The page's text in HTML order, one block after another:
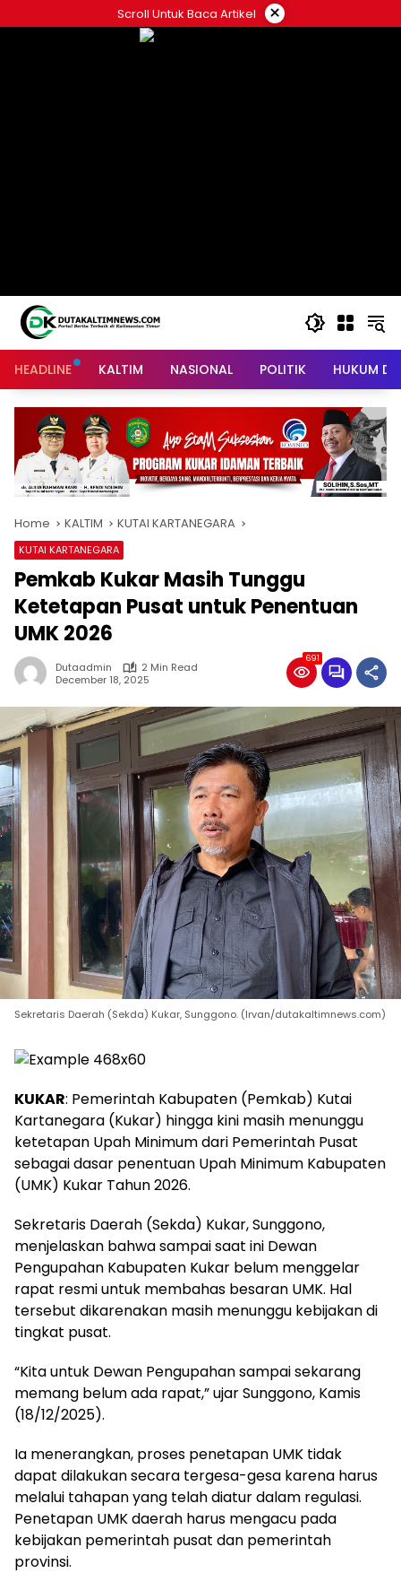
to
Scroll Untuk Baca Artikel ×
HEADLINE KALTIM NASIONAL POLITIK HUKUM
Home KALTIM KUTAI KARTANEGARA
KUTAI KARTANEGARA
Pemkab Kukar Masih Tunggu
Ketetapan Pusat untuk Penentuan
UMK 2026
Dutaadmin
2 Min Read
December 18, 2025
691
Sekretaris Daerah (Sekda) Kukar, Sunggono. (Irvan/dutakaltimnews.com)
KUKAR: Pemerintah Kabupaten (Pemkab) Kutai
Kartanegara (Kukar) hingga kini masih menunggu
ketetapan Upah Minimum dari Pemerintah Pusat
sebagai dasar penentuan Upah Minimum Kabupaten
(UMK) Kukar Tahun 2026.
Sekretaris Daerah (Sekda) Kukar, Sunggono,
menjelaskan bahwa sampai saat ini Dewan
Pengupahan Kabupaten Kukar belum menggelar
rapat resmi untuk membahas besaran UMK. Hal
tersebut dikarenakan masih menunggu kebijakan di
tingkat pusat.
“Kita untuk Dewan Pengupahan sampai sekarang
memang belum ada rapat,” ujar Sunggono, Kamis
(18/12/2025).
Ia menerangkan, proses penetapan UMK tidak
dapat dilakukan secara tergesa-gesa karena harus
melalui tahapan yang telah diatur dalam regulasi.
Penetapan UMK daerah harus mengacu pada
kebijakan pemerintah pusat dan pemerintah
provinsi.